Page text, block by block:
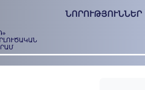
ՆՈՐՈՒԹՅՈՒՆՆԵՐ